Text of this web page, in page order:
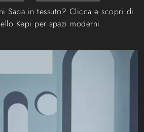
Saba in tessuto? Clicca e scopri di
Kepi per spazi moderni.